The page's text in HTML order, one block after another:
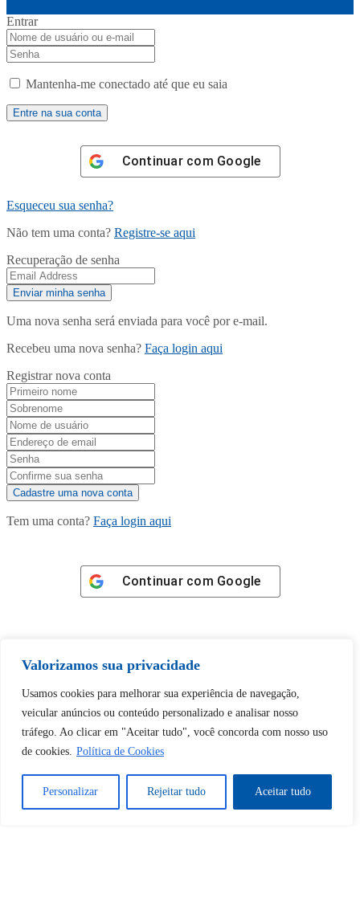
Valorizamos sua privacidade
Usamos cookies para melhorar sua experiência de navegação,
veicular anúncios ou conteúdo personalizado e analisar nosso
tráfego. Ao clicar em "Aceitar tudo", você concorda com nosso uso
de cookies. Política de Cookies
Personalizar Rejeitar tudo Aceitar tudo
Entrar
Mantenha-me conectado até que eu saia
Continuar com Google
Esqueceu sua senha?
Não tem uma conta? Registre-se aqui
Recuperação de senha
Uma nova senha será enviada para você por e-mail.
Recebeu uma nova senha? Faça login aqui
Registrar nova conta
Tem uma conta? Faça login aqui
Continuar com Google
Tem certeza de que deseja
desbloquear esta publicação?
Desbloquear esquerda : 0
Sim Não